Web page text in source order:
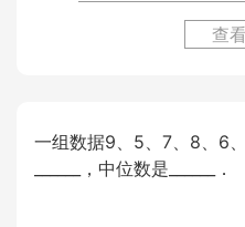
查
一组数据9、5、7、8、6
______，中位数是______．